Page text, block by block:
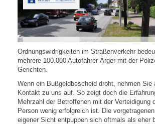
Ordnungswidrigkeiten im Straßenverkehr
mehrere 100.000 Autofahrer Ärger mit der
Gerichten.
Wenn ein Bußgeldbescheid droht, nehmen Sie
Kontakt zu uns auf. So zeigt doch die
Mehrzahl der Betroffenen mit der Verteidigung
Person wenig erfolgreich ist. Die
eigener Sicht entpuppen sich oftmals als eher